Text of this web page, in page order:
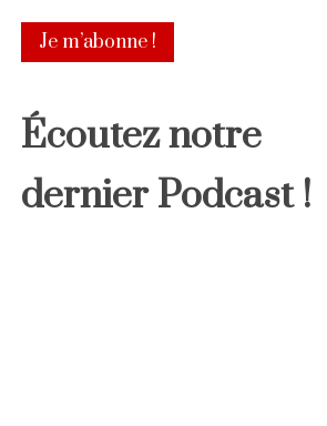
Écoutez notre
dernier Podcast !